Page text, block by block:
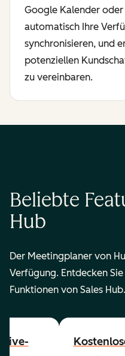
Google Kalender
automatisch Ihre
synchronisieren, und
potenziellen
zu vereinbaren.
Beliebte
Hub
Der Meetingplaner von
Verfügung. Entdecken
Funktionen von Sales Hub.